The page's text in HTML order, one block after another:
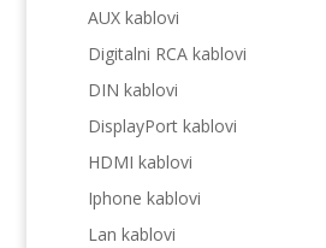
AUX kablovi
Digitalni RCA kablovi
DIN kablovi
DisplayPort kablovi
HDMI kablovi
Iphone kablovi
Lan kablovi